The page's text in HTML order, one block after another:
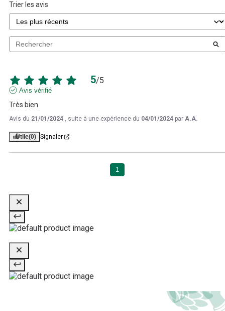
Trier les avis
5/5
Avis vérifié
Très bien
Avis du 21/01/2024 , suite à une expérience du 04/01/2024 par A.A.
Utile(0) Signaler
1